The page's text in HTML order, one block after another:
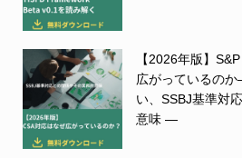
【2026年版】
広がっているの
い、SSBJ基準対
意味 ―